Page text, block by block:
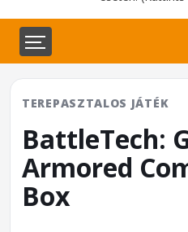
TEREPASZTALOS JÁTÉK
BattleTech:
Armored
Box